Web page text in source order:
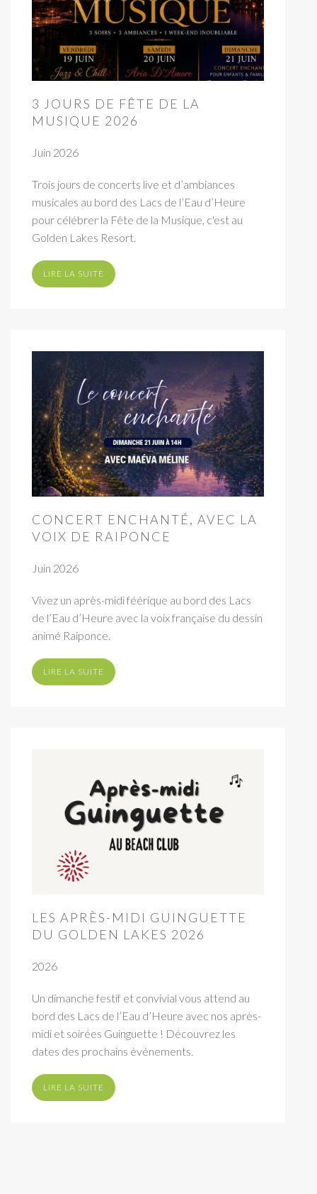
3 JOURS DE FÊTE DE LA
MUSIQUE 2026
Juin 2026
Trois jours de concerts live et d’ambiances
musicales au bord des Lacs de l’Eau d’Heure
pour célébrer la Fête de la Musique, c'est au
Golden Lakes Resort.
LIRE LA SUITE
CONCERT ENCHANTÉ, AVEC LA
VOIX DE RAIPONCE
Juin 2026
Vivez un après-midi féérique au bord des Lacs
de l’Eau d’Heure avec la voix française du dessin
animé Raiponce.
LIRE LA SUITE
LES APRÈS-MIDI GUINGUETTE
DU GOLDEN LAKES 2026
2026
Un dimanche festif et convivial vous attend au
bord des Lacs de l’Eau d’Heure avec nos après-
midi et soirées Guinguette ! Découvrez les
dates des prochains événements.
LIRE LA SUITE